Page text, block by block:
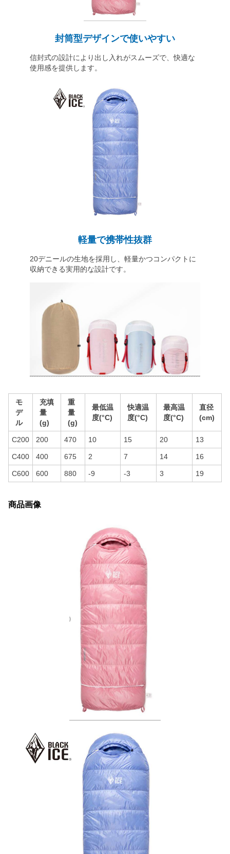
封筒型デザインで使いやすい
信封式の設計により出し入れがスムーズで、快適な
使用感を提供します。
軽量で携帯性抜群
20デニールの生地を採用し、軽量かつコンパクトに
収納できる実用的な設計です。
モ
デ
ル
充填
量
(g)
重
量
(g)
最低温
度(°C)
快適温
度(°C)
最高温
度(°C)
直径
(cm)
C200 200 470 10 15 20 13
C400 400 675 2 7 14 16
C600 600 880 -9 -3 3 19
商品画像